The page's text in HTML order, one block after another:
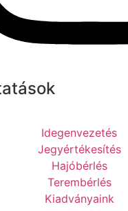
Idegenvezetés
Jegyértékesítés
Hajóbérlés
Terembérlés
Kiadványaink